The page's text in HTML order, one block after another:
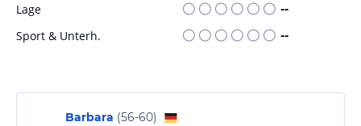
Lage --
Sport & Unterh. --
Barbara (56-60)